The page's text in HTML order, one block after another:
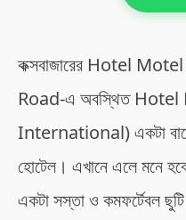
কক্সবাজারের Hotel
Road-এ অবস্থিত
International) একটা
হোটেল। এখানে এলে মনে
একটা সস্তা ও কমফর্টেবল